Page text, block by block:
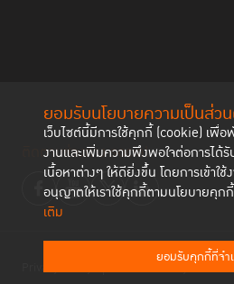
ยอมรับนโยบายความเป็นส่ว
เว็บไซต์นี้มีการใช้คุกกี้ (cookie) เพื่
งานและเพิ่มความพึงพอใจต่อการได้
เนื้อหาต่างๆ ให้ดียิ่งขึ้น โดยการเข้าใ
อนุญาตให้เราใช้คุกกี้ตามนโยบายคุกกี้
เติม
ยอมรับคุกกี้ที่จำ
ติดตามช่องทาง social
Privacy Policy Cookies Policy